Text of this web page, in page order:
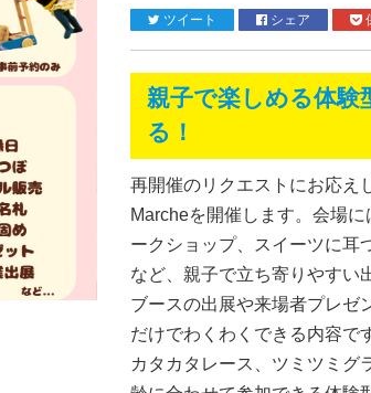
ツイート シェア
親子で楽しめる体験
る！
再開催のリクエストにお応え
Marcheを開催します。会場
ークショップ、スイーツに耳
など、親子で立ち寄りやすい
ブースの出展や来場者プレゼ
だけでわくわくできる内容で
カタカタレース、ツミツミグ